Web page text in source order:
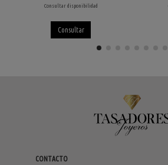
Consultar disponibilidad
Consultar
CONTACTO